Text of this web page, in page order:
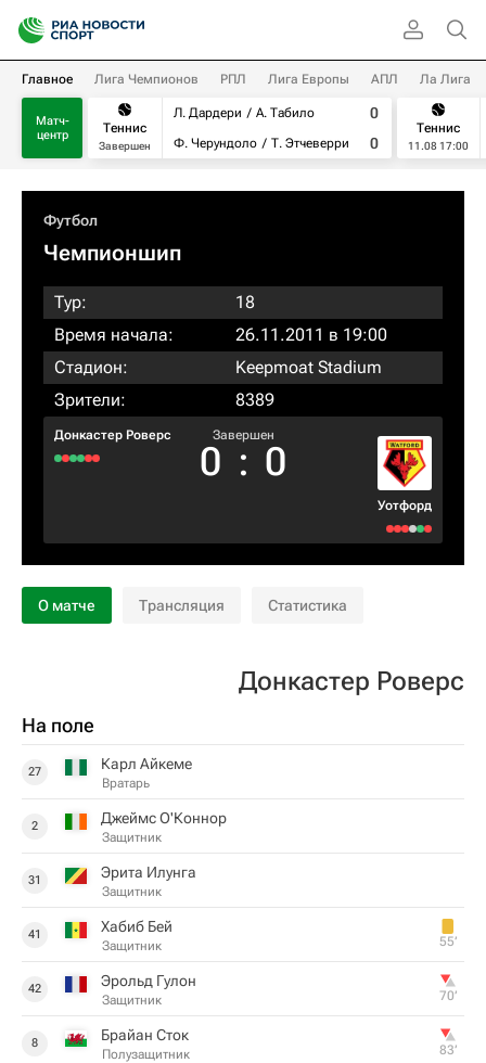
Главное Лига Чемпионов РПЛ Лига Европы АПЛ Ла Лига
Матч-
центр
Теннис
Завершен
Л. Дардери
А. Табило
Ф. Черундоло
Т. Этчеверри
0
0
Теннис
11.08 17:00
Футбол
Чемпионшип
Тур:
18
Время начала:
26.11.2011 в 19:00
Стадион:
Keepmoat Stadium
Зрители:
8389
Донкастер Роверс Завершен
0 : 0
Уотфорд
О матче Трансляция Статистика
Донкастер Роверс
На поле
27 Карл Айкеме
Вратарь
2 Джеймс О'Коннор
Защитник
31 Эрита Илунга
Защитник
41 Хабиб Бей
Защитник 55‎’‎
42 Эрольд Гулон
Защитник 70‎’‎
8 Брайан Сток
Полузащитник 83‎’‎